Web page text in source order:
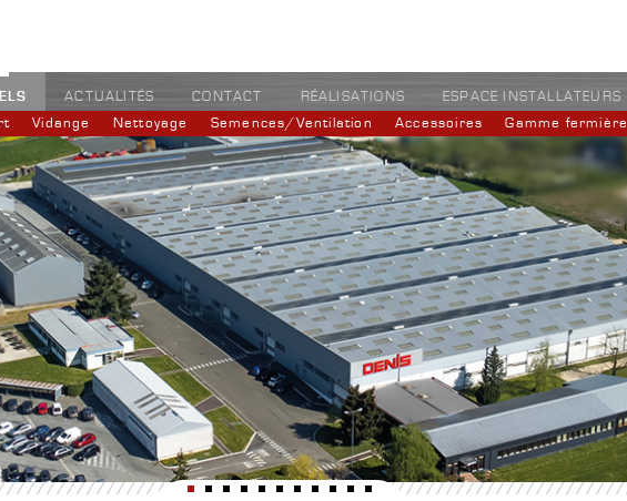
Vidange Nettoyage Semences/Ventilation Accessoires Gamme fermière
ACTUALITÉS CONTACT RÉALISATIONS ESPACE INSTALLATEURS